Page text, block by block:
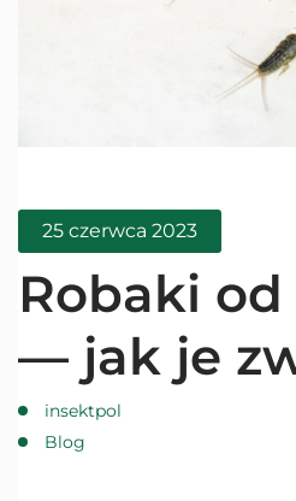
25 czerwca 2023
Robaki
— jak je
insektpol
Blog